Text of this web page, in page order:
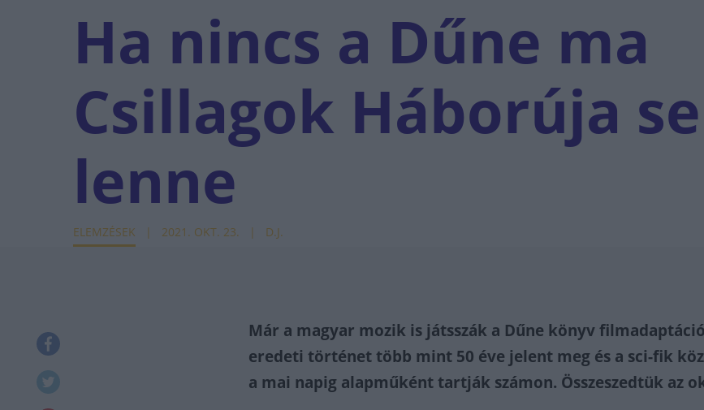
Ha nincs a Dűne ma
Csillagok Háborúja se
lenne
ELEMZÉSEK 2021. OKT. 23. D.J.
Már a magyar mozik is játsszák a Dűne könyv
eredeti történet több mint 50 éve jelent meg és a sci-fik
a mai napig alapműként tartják számon. Összeszedtük az